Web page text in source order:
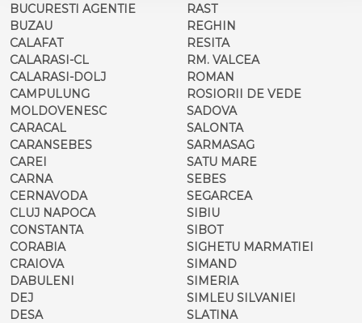
BUCURESTI AGENTIE
BUZAU
CALAFAT
CALARASI-CL
CALARASI-DOLJ
CAMPULUNG
MOLDOVENESC
CARACAL
CARANSEBES
CAREI
CARNA
CERNAVODA
CLUJ NAPOCA
CONSTANTA
CORABIA
CRAIOVA
DABULENI
DEJ
DESA
RAST
REGHIN
RESITA
RM. VALCEA
ROMAN
ROSIORII DE VEDE
SADOVA
SALONTA
SARMASAG
SATU MARE
SEBES
SEGARCEA
SIBIU
SIBOT
SIGHETU MARMATIEI
SIMAND
SIMERIA
SIMLEU SILVANIEI
SLATINA